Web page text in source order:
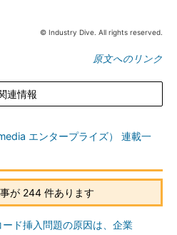
© Industry Dive. All rights reserved.
原文へのリンク
連情報
エンタープライズ） 連載一
が 244 件あります
ド挿入問題の原因は、企業